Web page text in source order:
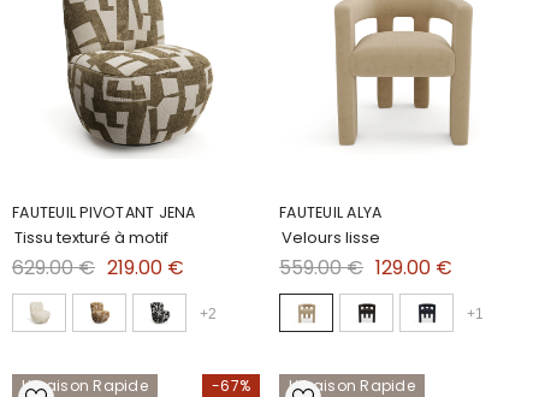
FAUTEUIL PIVOTANT JENA
Tissu texturé à motif
629.00 € 219.00 €
+2
FAUTEUIL ALYA
Velours lisse
559.00 € 129.00 €
+1
-67%
Livraison Rapide Livraison Rapide